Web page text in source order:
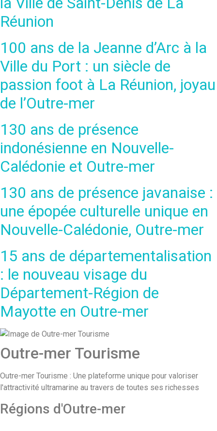
Réunion
100 ans de la Jeanne d’Arc à la
Ville du Port : un siècle de
passion foot à La Réunion, joyau
de l’Outre-mer
130 ans de présence
indonésienne en Nouvelle-
Calédonie et Outre-mer
130 ans de présence javanaise :
une épopée culturelle unique en
Nouvelle-Calédonie, Outre-mer
15 ans de départementalisation
: le nouveau visage du
Département-Région de
Mayotte en Outre-mer
Outre-mer Tourisme
Outre-mer Tourisme : Une plateforme unique pour valoriser
l'attractivité ultramarine au travers de toutes ses richesses
Régions d'Outre-mer